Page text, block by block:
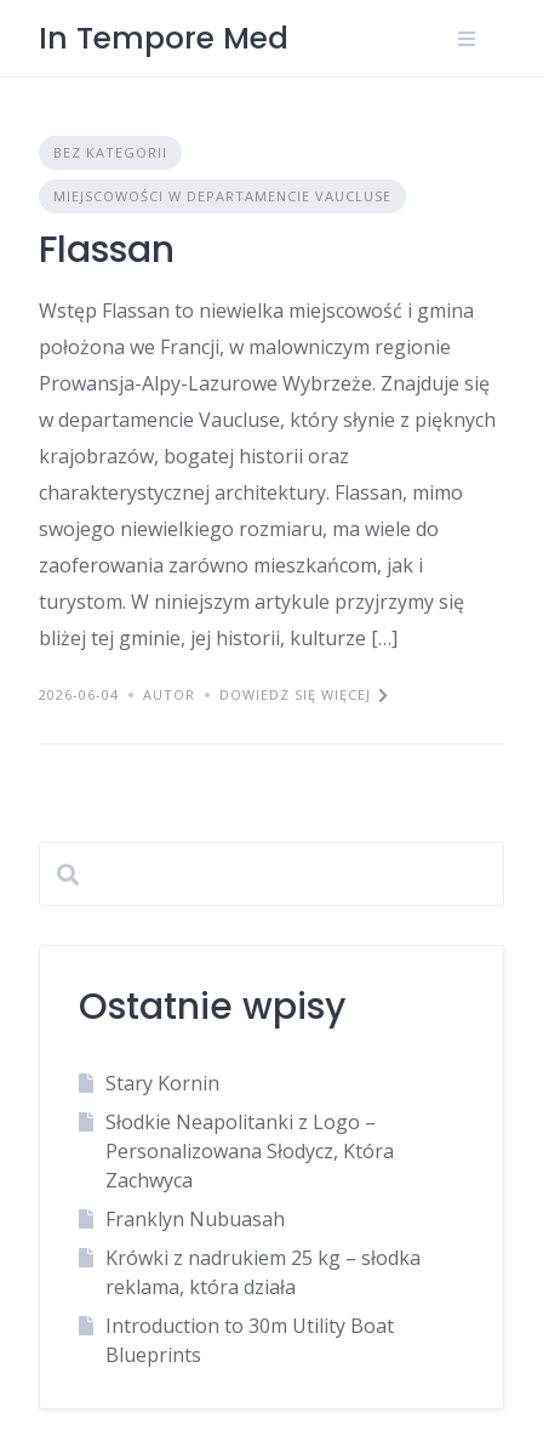
In Tempore Med
BEZ KATEGORII
MIEJSCOWOŚCI W DEPARTAMENCIE VAUCLUSE
Flassan
Wstęp Flassan to niewielka miejscowość i gmina
położona we Francji, w malowniczym regionie
Prowansja-Alpy-Lazurowe Wybrzeże. Znajduje się
w departamencie Vaucluse, który słynie z pięknych
krajobrazów, bogatej historii oraz
charakterystycznej architektury. Flassan, mimo
swojego niewielkiego rozmiaru, ma wiele do
zaoferowania zarówno mieszkańcom, jak i
turystom. W niniejszym artykule przyjrzymy się
bliżej tej gminie, jej historii, kulturze […]
2026-06-04 AUTOR DOWIEDZ SIĘ WIĘCEJ
Ostatnie wpisy
Stary Kornin
Słodkie Neapolitanki z Logo –
Personalizowana Słodycz, Która
Zachwyca
Franklyn Nubuasah
Krówki z nadrukiem 25 kg – słodka
reklama, która działa
Introduction to 30m Utility Boat
Blueprints